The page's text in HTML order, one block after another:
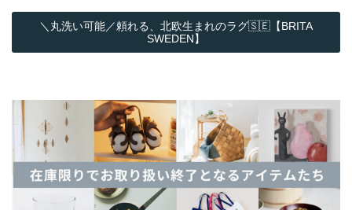
＼丸洗い可能／頼れる、北欧生まれのラグ🇸🇪【BRITA
SWEDEN】